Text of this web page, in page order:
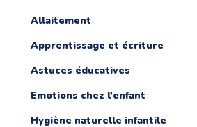
Allaitement
Apprentissage et écriture
Astuces éducatives
Emotions chez l'enfant
Hygiène naturelle infantile